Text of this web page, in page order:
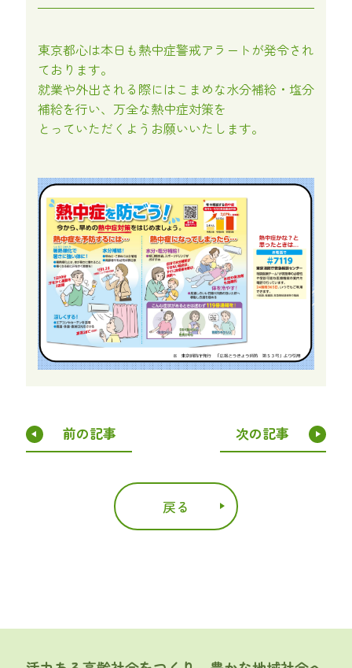
東京都心は本日も熱中症警戒アラートが発令され
ております。
就業や外出される際にはこまめな水分補給・塩分
補給を行い、万全な熱中症対策を
とっていただくようお願いいたします。
前の記事 次の記事
戻る